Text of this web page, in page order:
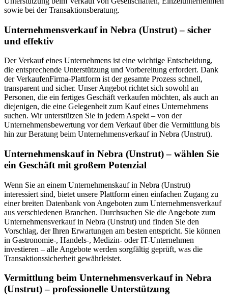
sowie bei der Transaktionsberatung.
Unternehmensverkauf in Nebra (Unstrut) – sicher
und effektiv
Der Verkauf eines Unternehmens ist eine wichtige Entscheidung,
die entsprechende Unterstützung und Vorbereitung erfordert. Dank
der VerkaufenFirma-Plattform ist der gesamte Prozess schnell,
transparent und sicher. Unser Angebot richtet sich sowohl an
Personen, die ein fertiges Geschäft verkaufen möchten, als auch an
diejenigen, die eine Gelegenheit zum Kauf eines Unternehmens
suchen. Wir unterstützen Sie in jedem Aspekt – von der
Unternehmensbewertung vor dem Verkauf über die Vermittlung bis
hin zur Beratung beim Unternehmensverkauf in Nebra (Unstrut).
Unternehmenskauf in Nebra (Unstrut) – wählen Sie
ein Geschäft mit großem Potenzial
Wenn Sie an einem Unternehmenskauf in Nebra (Unstrut)
interessiert sind, bietet unsere Plattform einen einfachen Zugang zu
einer breiten Datenbank von Angeboten zum Unternehmensverkauf
aus verschiedenen Branchen. Durchsuchen Sie die Angebote zum
Unternehmensverkauf in Nebra (Unstrut) und finden Sie den
Vorschlag, der Ihren Erwartungen am besten entspricht. Sie können
in Gastronomie-, Handels-, Medizin- oder IT-Unternehmen
investieren – alle Angebote werden sorgfältig geprüft, was die
Transaktionssicherheit gewährleistet.
Vermittlung beim Unternehmensverkauf in Nebra
(Unstrut) – professionelle Unterstützung